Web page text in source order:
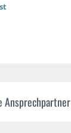
Ansprechpartner